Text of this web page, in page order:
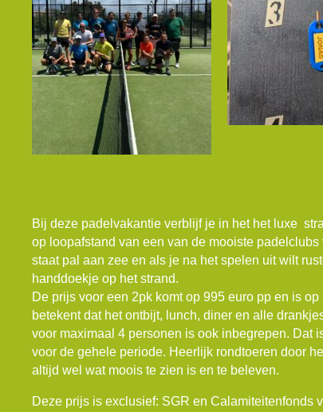
Bij deze padelvakantie verblijf je in het het luxe
op loopafstand van een van de mooiste padelclubs
staat pal aan zee en als je na het spelen uit wilt
handdoekje op het strand.
De prijs voor een 2pk komt op 995 euro pp en is
betekent dat het ontbijt, lunch, diner en alle
voor maximaal 4 personen is ook inbegrepen. Dat
voor de gehele periode. Heerlijk rondtoeren door
altijd wel wat moois te zien is en te beleven.
Deze prijs is exclusief: SGR en Calamiteitenfonds